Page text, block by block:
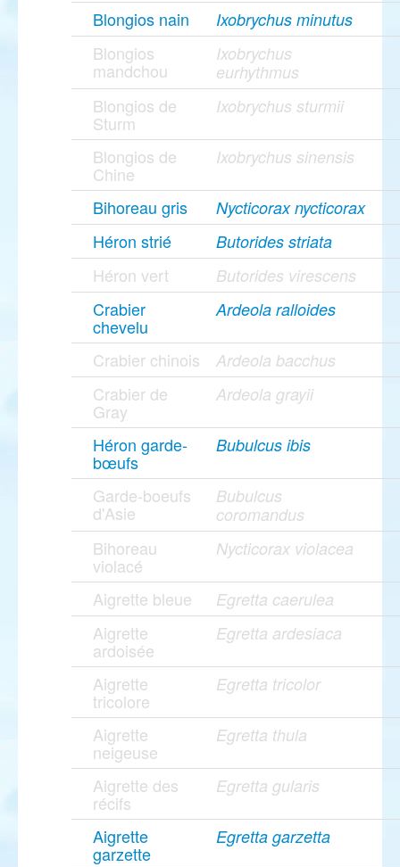
Blongios nain Ixobrychus minutus
Blongios
mandchou
Ixobrychus
eurhythmus
Blongios de
Sturm
Ixobrychus sturmii
Blongios de
Chine
Ixobrychus sinensis
Bihoreau gris Nycticorax nycticorax
Héron strié Butorides striata
Héron vert Butorides virescens
Crabier
chevelu
Ardeola ralloides
Crabier chinois Ardeola bacchus
Crabier de
Gray
Ardeola grayii
Héron garde-
bœufs
Bubulcus ibis
Garde-boeufs
d'Asie
Bubulcus
coromandus
Bihoreau
violacé
Nycticorax violacea
Aigrette bleue Egretta caerulea
Aigrette
ardoisée
Egretta ardesiaca
Aigrette
tricolore
Egretta tricolor
Aigrette
neigeuse
Egretta thula
Aigrette des
récifs
Egretta gularis
Aigrette
garzette
Egretta garzetta